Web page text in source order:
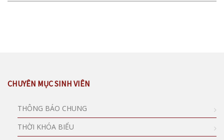
CHUYÊN MỤC SINH VIÊN
THÔNG BÁO CHUNG
THỜI KHÓA BIỂU